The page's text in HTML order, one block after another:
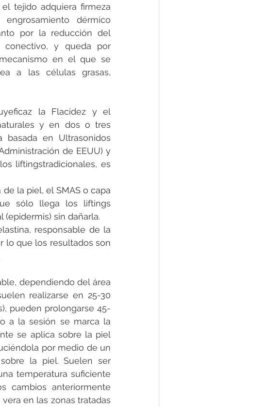
tejido adquiera firmeza
dérmico
por la reducción del
y queda por
en el que se
a las células grasas,
la Flacidez y el
y en dos o tres
en Ultrasonidos
de EEUU) y
liftingstradicionales, es
la piel, el SMAS o capa
sólo llega los liftings
(epidermis) sin dañarla.
responsable de la
lo que los resultados son
dependiendo del área
realizarse en 25-30
pueden prolongarse 45-
a la sesión se marca la
se aplica sobre la piel
por medio de un
la piel. Suelen ser
temperatura suficiente
cambios anteriormente
en las zonas tratadas